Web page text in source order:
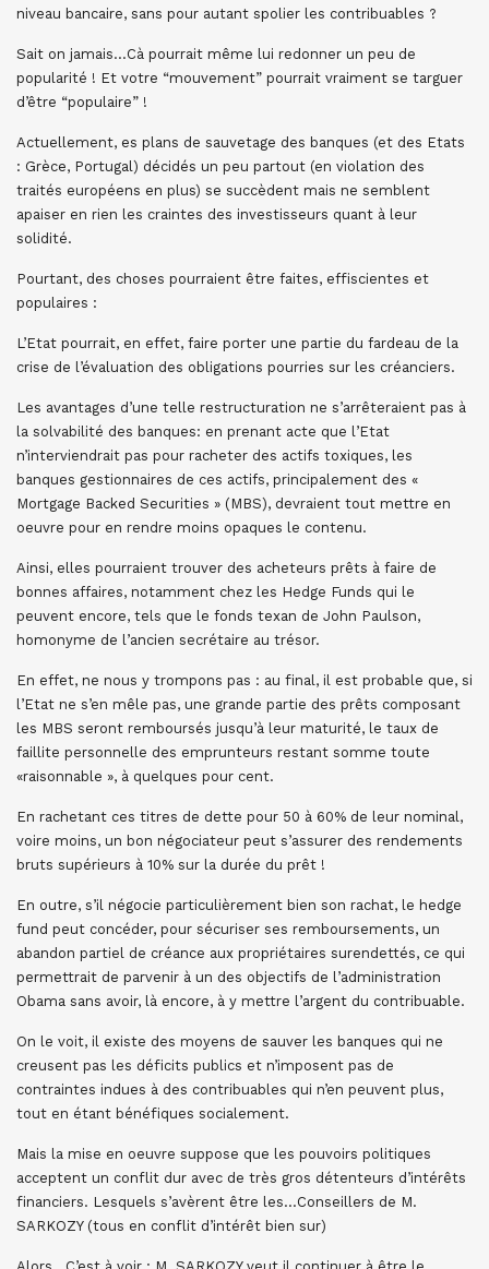
niveau bancaire, sans pour autant spolier les contribuables ?
Sait on jamais…Cà pourrait même lui redonner un peu de
popularité ! Et votre “mouvement” pourrait vraiment se targuer
d’être “populaire” !
Actuellement, es plans de sauvetage des banques (et des Etats
: Grèce, Portugal) décidés un peu partout (en violation des
traités européens en plus) se succèdent mais ne semblent
apaiser en rien les craintes des investisseurs quant à leur
solidité.
Pourtant, des choses pourraient être faites, effiscientes et
populaires :
L’Etat pourrait, en effet, faire porter une partie du fardeau de la
crise de l’évaluation des obligations pourries sur les créanciers.
Les avantages d’une telle restructuration ne s’arrêteraient pas à
la solvabilité des banques: en prenant acte que l’Etat
n’interviendrait pas pour racheter des actifs toxiques, les
banques gestionnaires de ces actifs, principalement des «
Mortgage Backed Securities » (MBS), devraient tout mettre en
oeuvre pour en rendre moins opaques le contenu.
Ainsi, elles pourraient trouver des acheteurs prêts à faire de
bonnes affaires, notamment chez les Hedge Funds qui le
peuvent encore, tels que le fonds texan de John Paulson,
homonyme de l’ancien secrétaire au trésor.
En effet, ne nous y trompons pas : au final, il est probable que, si
l’Etat ne s’en mêle pas, une grande partie des prêts composant
les MBS seront remboursés jusqu’à leur maturité, le taux de
faillite personnelle des emprunteurs restant somme toute
«raisonnable », à quelques pour cent.
En rachetant ces titres de dette pour 50 à 60% de leur nominal,
voire moins, un bon négociateur peut s’assurer des rendements
bruts supérieurs à 10% sur la durée du prêt !
En outre, s’il négocie particulièrement bien son rachat, le hedge
fund peut concéder, pour sécuriser ses remboursements, un
abandon partiel de créance aux propriétaires surendettés, ce qui
permettrait de parvenir à un des objectifs de l’administration
Obama sans avoir, là encore, à y mettre l’argent du contribuable.
On le voit, il existe des moyens de sauver les banques qui ne
creusent pas les déficits publics et n’imposent pas de
contraintes indues à des contribuables qui n’en peuvent plus,
tout en étant bénéfiques socialement.
Mais la mise en oeuvre suppose que les pouvoirs politiques
acceptent un conflit dur avec de très gros détenteurs d’intérêts
financiers. Lesquels s’avèrent être les…Conseillers de M.
SARKOZY (tous en conflit d’intérêt bien sur)